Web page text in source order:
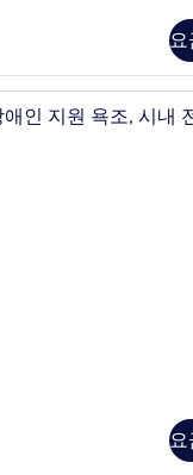
요
고급 침구, 오리/거위털
인 지원 욕조, 시내
요